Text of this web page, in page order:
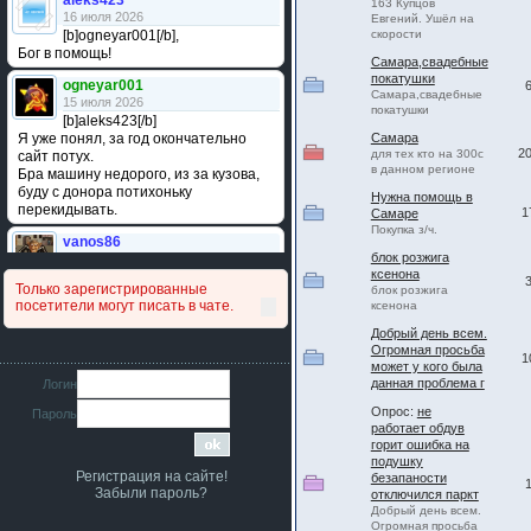
16 июля 2026
[b]ogneyar001[/b],
Бог в помощь!
ogneyar001
15 июля 2026
[b]aleks423[/b]
Я уже понял, за год окончательно
сайт потух.
Бра машину недорого, из за кузова,
буду с донора потихоньку
перекидывать.
vanos86
сравнивал подушку акпп бензиновой и
дизельной машины намера
4578063AG и 4578061AG? По фото
iMrCoffeeBLR4
11 июля 2026
[b]era124[/b],
Ага понял буду знать спасибо
era124
7 июля 2026
Только зарегистрированные
посетители могут писать в чате.
Логин
Пароль
Регистрация на сайте!
Забыли пароль?
163 Купцов
Евгений. Ушёл на
скорости
Самара,свадебные
покатушки
Самара,свадебные
покатушки
Самара
для тех кто на 300с
в данном регионе
Нужна помощь в
Самаре
Покупка з/ч.
блок розжига
ксенона
блок розжига
ксенона
Добрый день всем.
Огромная просьба
может у кого была
данная проблема г
Опрос: не
работает обдув
горит ошибка на
подушку
безапаности
отключился паркт
Добрый день всем.
Огромная просьба